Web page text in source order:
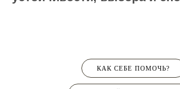
КАК СЕБЕ ПОМОЧЬ?